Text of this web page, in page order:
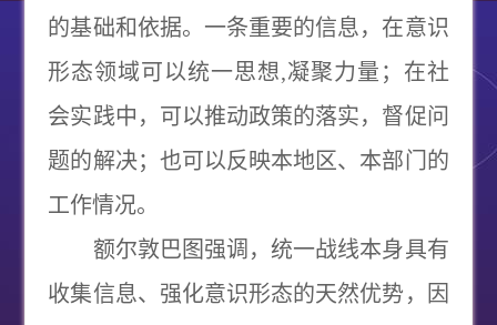
的基础和依据。一条重要的信息，在意识
形态领域可以统一思想,凝聚力量；在社
会实践中，可以推动政策的落实，督促问
题的解决；也可以反映本地区、本部门的
工作情况。
额尔敦巴图强调，统一战线本身具有
收集信息、强化意识形态的天然优势，因